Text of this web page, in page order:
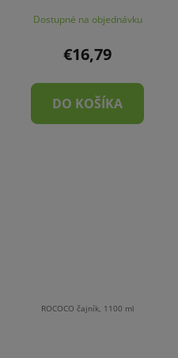
Dostupné na objednávku
€16,79
DO KOŠÍKA
ROCOCO čajník, 1100 ml